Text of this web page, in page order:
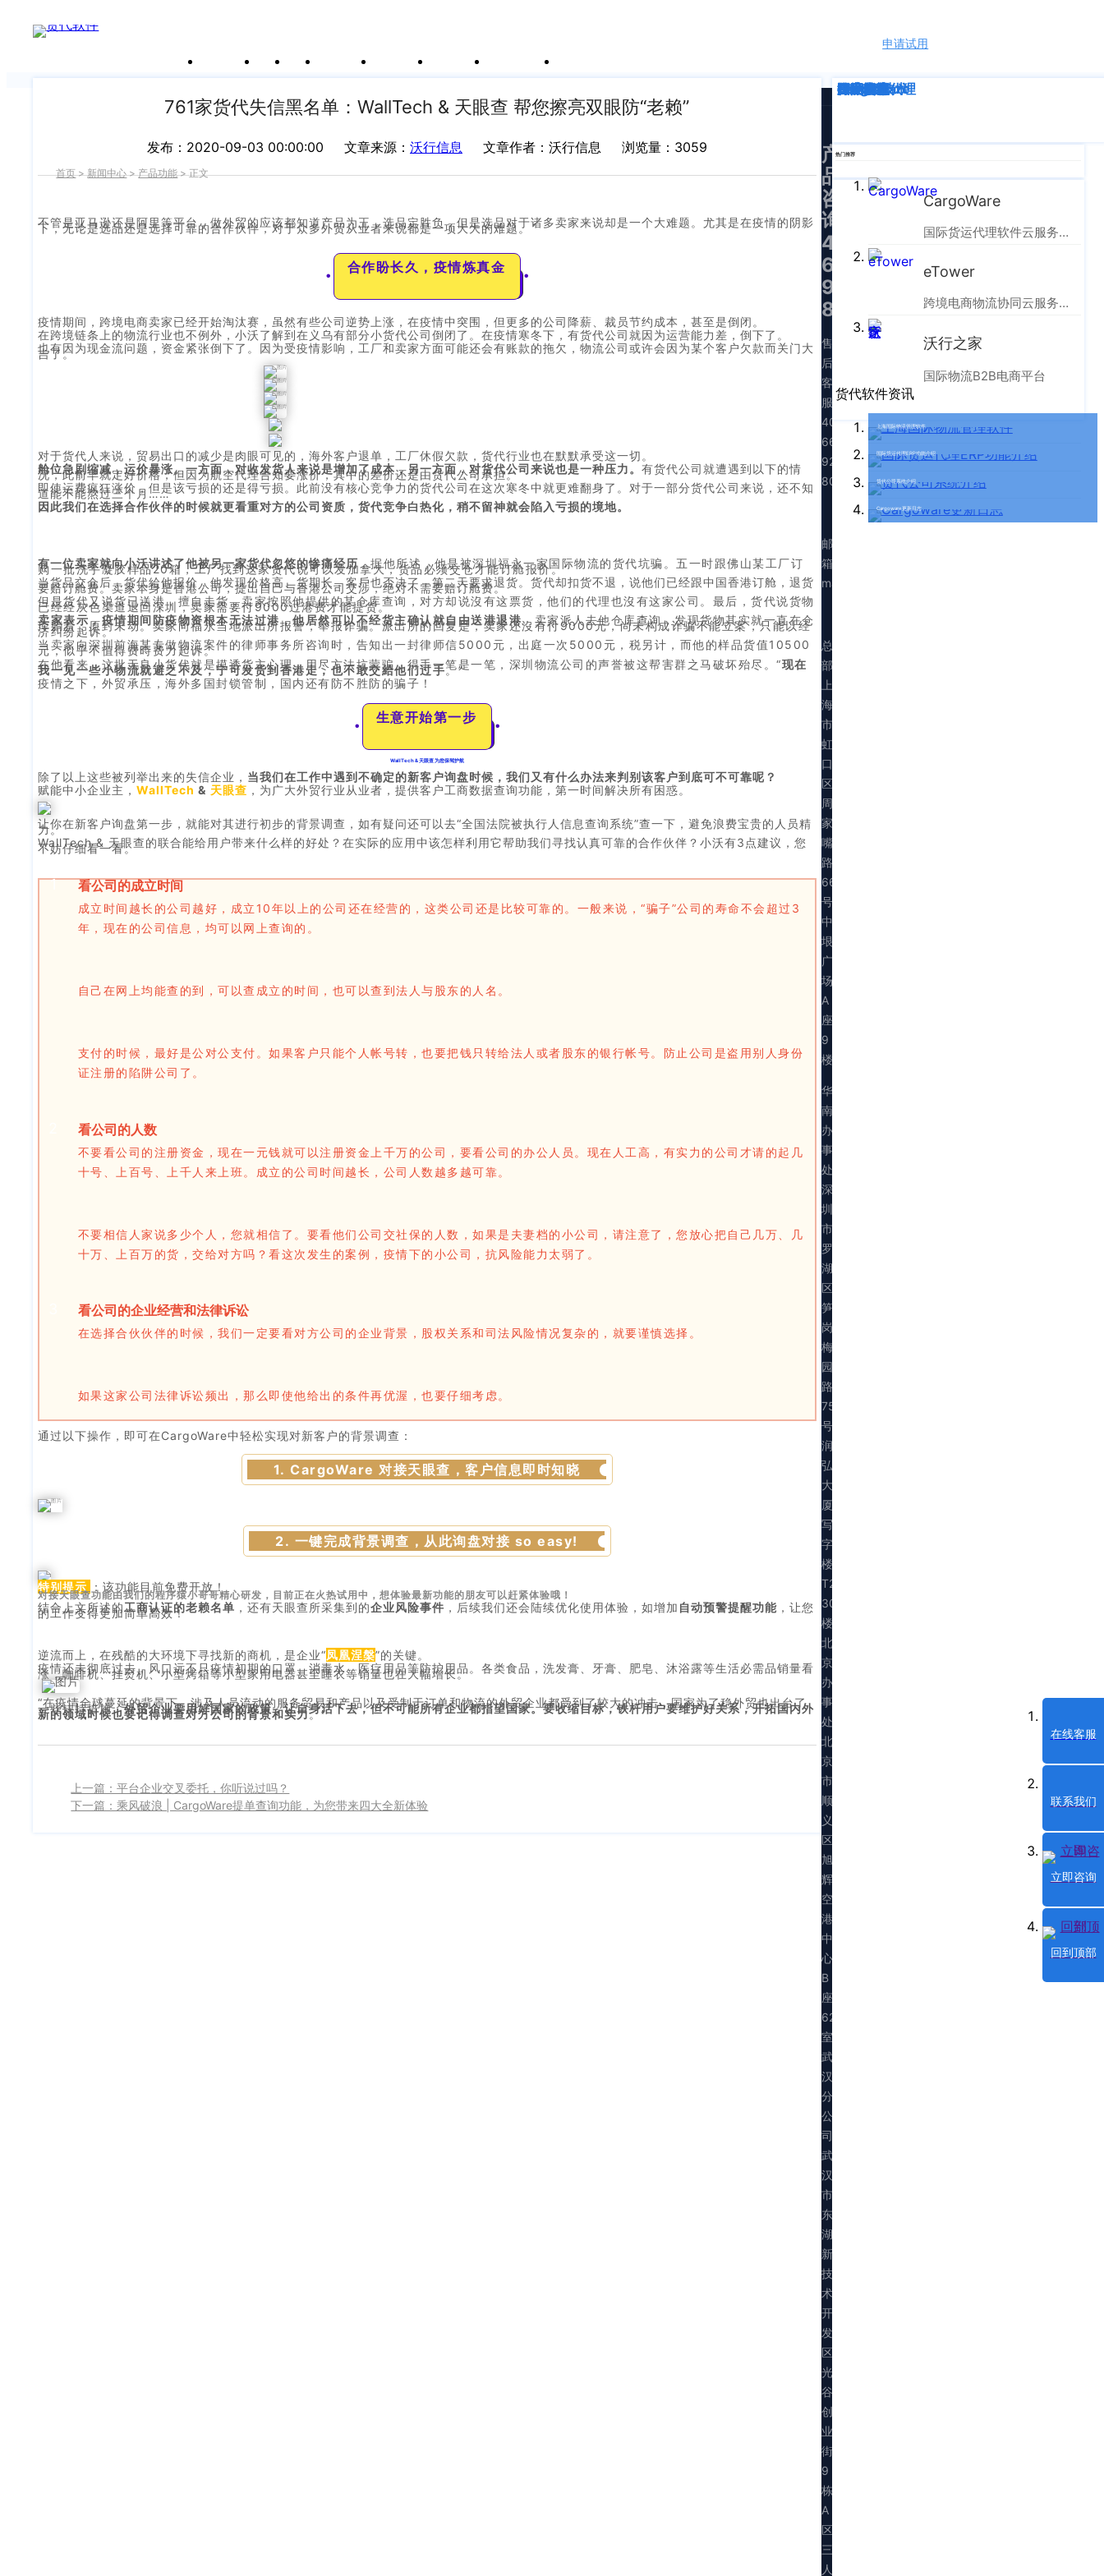
关于沃行 产品 价格 客户案例 新闻资讯 支持中心 运价与货盘
申请试用
申请试用
产
761家货代失信黑名单：WallTech & 天眼查 帮您擦亮双眼防“老赖”
发布：2020-09-03 00:00:00 文章来源： 沃行信息 文章作者：沃行信息 浏览量：3059
首页>新闻中心>产品功能>正文
不管是亚马逊还是阿里等平台，做外贸的应该都知道产品为王，选品定胜负，但是选品对于诸多卖家来说却是一个大难题。尤其是在疫情的阴影
下，无论是选品还是选择可靠的合作伙伴，对于众多外贸从业者来说都是一项大大的难题。
●
合作盼长久，疫情炼真金
●
疫情期间，跨境电商卖家已经开始淘汰赛，虽然有些公司逆势上涨，在疫情中突围，但更多的公司降薪、裁员节约成本，甚至是倒闭。
在跨境链条上的物流行业也不例外，小沃了解到在义乌有部分小货代公司倒闭了。在疫情寒冬下，有货代公司就因为运营能力差，倒下了。
也有因为现金流问题，资金紧张倒下了。因为受疫情影响，工厂和卖家方面可能还会有账款的拖欠，物流公司或许会因为某个客户欠款而关门大
吉了。
对于货代人来说，贸易出口的减少是肉眼可见的，海外客户退单，工厂休假欠款，货代行业也在默默承受这一切。
舱位急剧缩减，运价暴涨。一方面，对收发货人来说是增加了成本，另一方面，对货代公司来说也是一种压力。有货代公司就遭遇到以下的情
况，此前早就定好价格，但因为航空代理告知要涨价，其中的差价还是由货代公司承担。
即使运费疯狂涨价，但是该亏损的还是得亏损。此前没有核心竞争力的货代公司在这次寒冬中就更难翻身了。对于一部分货代公司来说，还不知
道能不能熬过三个月……
因此我们在选择合作伙伴的时候就更看重对方的公司资质，货代竞争白热化，稍不留神就会陷入亏损的境地。
有一位卖家就向小沃讲述了他被另一家货代忽悠的惨痛经历 ，据他所述，他是被深圳福永一家国际物流的货代坑骗。五一时跟佛山某工厂订
购一批洗手凝胶样品20箱，工厂找到这家货代说可以发加拿大，货品必须交仓才能订舱报价。
当货品交仓后，货代給他报价，他发现价格高、货期长，客戶也否决了，第二天要求退货。货代却扣货不退，说他们已经跟中国香港订舱，退货
要赔订舱费。卖家本身是香港公司，提出自己与香港公司交涉，绝对不需要赔订舱费。
但是货代又说货已送港，擅自走货，卖家按照他提供的某仓库查询，对方却说沒有这票货，他们的代理也沒有这家公司。最后，货代说货物
已经经灰色渠道退回深圳，卖家需要付9000过港费才能提货。
卖家表示，疫情期间防疫物资根本无法过港，他居然可以不经货主确认就自由送港退港。卖家派人去他仓库查询，发现货物其实就一直在仓
库躺着，原封未动。卖家向福永当地派出所报警，举报诈骗。派出所的回复是，卖家还沒有付9000元，尚未构成诈骗不能立案，只能以经
济纠纷起诉。
当卖家向深圳前海某专做物流案件的律师事务所咨询时，告知出一封律师信5000元，出庭一次5000元，税另计，而他的样品货值10500
元，似乎不值得费時费力起诉。
在他看来，这批无良小货代就是摸透货主心理，用尽方法坑蒙骗，得手一笔是一笔，深圳物流公司的声誉被这帮害群之马破坏殆尽。“现在
我一见一些小物流就避之不及，宁可发货到香港走，也不敢交給他们过手。”
疫情之下，外贸承压，海外多国封锁管制，国内还有防不胜防的骗子！
●
生意开始第一步
●
WallTech & 天眼查 为您保驾护航
除了以上这些被列举出来的失信企业， 当我们在工作中遇到不确定的新客户询盘时候，我们又有什么办法来判别该客户到底可不可靠呢？
赋能中小企业主，WallTech & 天眼查 ，为广大外贸行业从业者，提供客户工商数据查询功能，第一时间解决所有困惑。
让你在新客户询盘第一步，就能对其进行初步的背景调查，如有疑问还可以去“全国法院被执行人信息查询系统”查一下，避免浪费宝贵的人员精
力。
WallTech & 天眼查的联合能给用户带来什么样的好处？在实际的应用中该怎样利用它帮助我们寻找认真可靠的合作伙伴？小沃有3点建议，您
不妨仔细看一看。
1 看公司的成立时间
成立时间越长的公司越好，成立10年以上的公司还在经营的，这类公司还是比较可靠的。一般来说，“骗子”公司的寿命不会超过3
年，现在的公司信息，均可以网上查询的。
自己在网上均能查的到，可以查成立的时间，也可以查到法人与股东的人名。
支付的时候，最好是公对公支付。如果客户只能个人帐号转，也要把钱只转给法人或者股东的银行帐号。防止公司是盗用别人身份
证注册的陷阱公司了。
看公司的人数
不要看公司的注册资金，现在一元钱就可以注册资金上千万的公司，要看公司的办公人员。现在人工高，有实力的公司才请的起几
十号、上百号、上千人来上班。成立的公司时间越长，公司人数越多越可靠。
不要相信人家说多少个人，您就相信了。要看他们公司交社保的人数，如果是夫妻档的小公司，请注意了，您放心把自己几万、几
十万、上百万的货，交给对方吗？看这次发生的案例，疫情下的小公司，抗风险能力太弱了。
看公司的企业经营和法律诉讼
在选择合伙伙伴的时候，我们一定要看对方公司的企业背景，股权关系和司法风险情况复杂的，就要谨慎选择。
如果这家公司法律诉讼频出，那么即使他给出的条件再优渥，也要仔细考虑。
通过以下操作，即可在CargoWare中轻松实现对新客户的背景调查：
1. CargoWare 对接天眼查，客户信息即时知晓
2. 一键完成背景调查，从此询盘对接 so easy!
特别提示 ：该功能目前免费开放！
对接天眼查功能由我们的程序猿小哥哥精心研发，目前正在火热试用中，想体验最新功能的朋友可以赶紧体验哦！
结合上文所述的工商认证的老赖名单 ，还有天眼查所采集到的企业风险事件 ，后续我们还会陆续优化使用体验，如增加 自动预警提醒功能 ，让您
的工作变得更加简单高效！
逆流而上，在残酷的大环境下寻找新的商机，是企业“凤凰涅槃”的关键。
疫情还未彻底过去，风口远不只疫情初期的口罩、消毒水、医疗用品等防护用品。各类食品，洗发膏、牙膏、肥皂、沐浴露等生活必需品销量看
涨，咖啡机、挂熨机、小型烤箱等小型家用电器甚至睡衣等销量也在大幅增长。
“在疫情全球蔓延的背景下，涉及人员流动的服务贸易和产品以及受制于订单和物流的外贸企业都受到了较大的冲击，国家为了稳外贸也出台了
一些扶持措施，外贸企业要用好国家的政策，让自身活下去，但不可能所有企业都指望国家。要收缩目标，铁杆用户要维护好关系，开拓国内外
新的领域时候也要记得调查对方公司的背景和实力。”
上一篇：平台企业交叉委托，你听说过吗？
下一篇：乘风破浪 | CargoWare提单查询功能，为您带来四大全新体验
深度解析
企业动态
行业资讯
eTower
CargoWare
跨境电商
国际货运代理
SaaS云技术
国际物流
热门推荐
CargoWare
国际货运代理软件云服务平台
eTower
跨境电商物流协同云服务平台
沃行之家
国际物流B2B电商平台
货代软件资讯
上海国际物流管理软件
国际货运代理ERP功能介绍
货代公司系统介绍
Cargoware更新日志
产
品
咨
询：
400-
665-
9211（转
830）
售
后
客
服：
400-
665-
9211（转
808）
邮
箱：
marketing@walltechsystem.cn
总
部：
上
海
市
虹
口
区
周
家
嘴
路
669
号
中
垠
广
场
A
座
9
楼
华
南
办
事
处：
深
圳
市
罗
湖
区
笋
岗
梅
园
路
75
号
润
弘
大
厦
写
字
楼
T2
30
楼
北
京
办
事
处：
北
京
市
顺
义
区
旭
辉
空
港
中
心
B
座
623
室
武
汉
分
公
司：
武
汉
市
东
湖
新
技
术
开
发
区
光
谷
创
业
街
9
栋
A
区
三
人
在线客服
联系我们
立即咨询
回到顶部